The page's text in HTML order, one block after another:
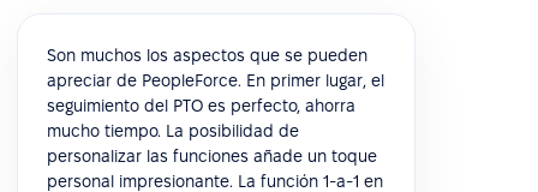
Son muchos los aspectos que se pueden
apreciar de PeopleForce. En primer lugar, el
seguimiento del PTO es perfecto, ahorra
mucho tiempo. La posibilidad de
personalizar las funciones añade un toque
personal impresionante. La función 1-a-1 en